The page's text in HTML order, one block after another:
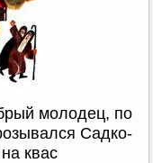
молодец, по
Садко-
квас